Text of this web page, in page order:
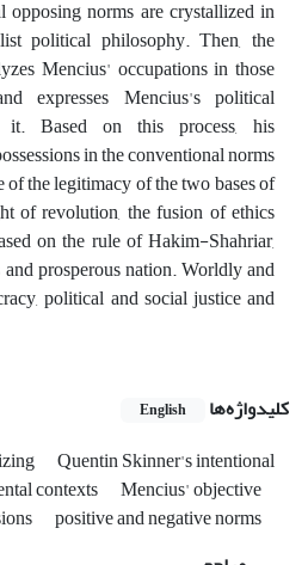
opposing norms are crystallized in
political philosophy. Then, the
Mencius' occupations in those
expresses Mencius's political
it. Based on this process, his
in the conventional norms
of the legitimacy of the two bases of
of revolution, the fusion of ethics
on the rule of Hakim-Shahriar,
prosperous nation. Worldly and
political and social justice and
کلیدواژه‌ها English
Quentin Skinner's intentional
contexts
Mencius' objective
positive and negative norms